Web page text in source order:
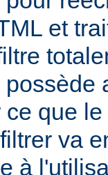
et
que
va
à